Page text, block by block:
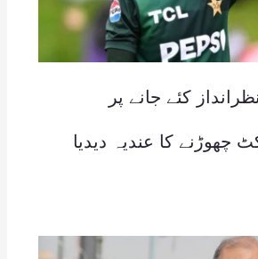
کئے جانے پر
چھوڑنے کا عندیہ دیدیا